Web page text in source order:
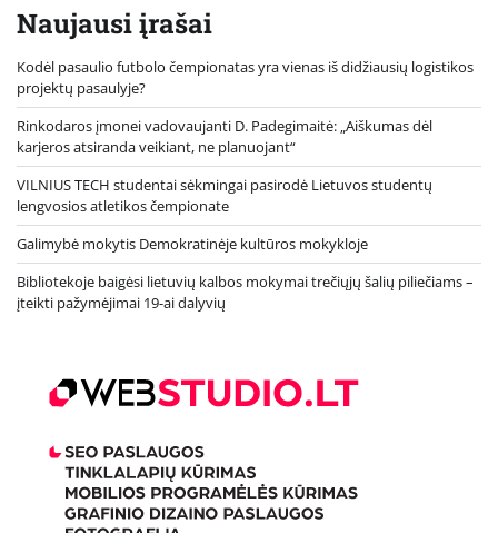
Naujausi įrašai
Kodėl pasaulio futbolo čempionatas yra vienas iš didžiausių logistikos
projektų pasaulyje?
Rinkodaros įmonei vadovaujanti D. Padegimaitė: „Aiškumas dėl
karjeros atsiranda veikiant, ne planuojant“
VILNIUS TECH studentai sėkmingai pasirodė Lietuvos studentų
lengvosios atletikos čempionate
Galimybė mokytis Demokratinėje kultūros mokykloje
Bibliotekoje baigėsi lietuvių kalbos mokymai trečiųjų šalių piliečiams –
įteikti pažymėjimai 19-ai dalyvių